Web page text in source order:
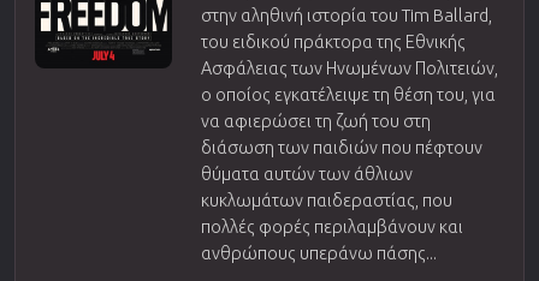
στην αληθινή ιστορία του Tim Ballard,
του ειδικού πράκτορα της Εθνικής
Ασφάλειας των Ηνωμένων Πολιτειών,
ο οποίος εγκατέλειψε τη θέση του, για
να αφιερώσει τη ζωή του στη
διάσωση των παιδιών που πέφτουν
θύματα αυτών των άθλιων
κυκλωμάτων παιδεραστίας, που
πολλές φορές περιλαμβάνουν και
ανθρώπους υπεράνω πάσης...